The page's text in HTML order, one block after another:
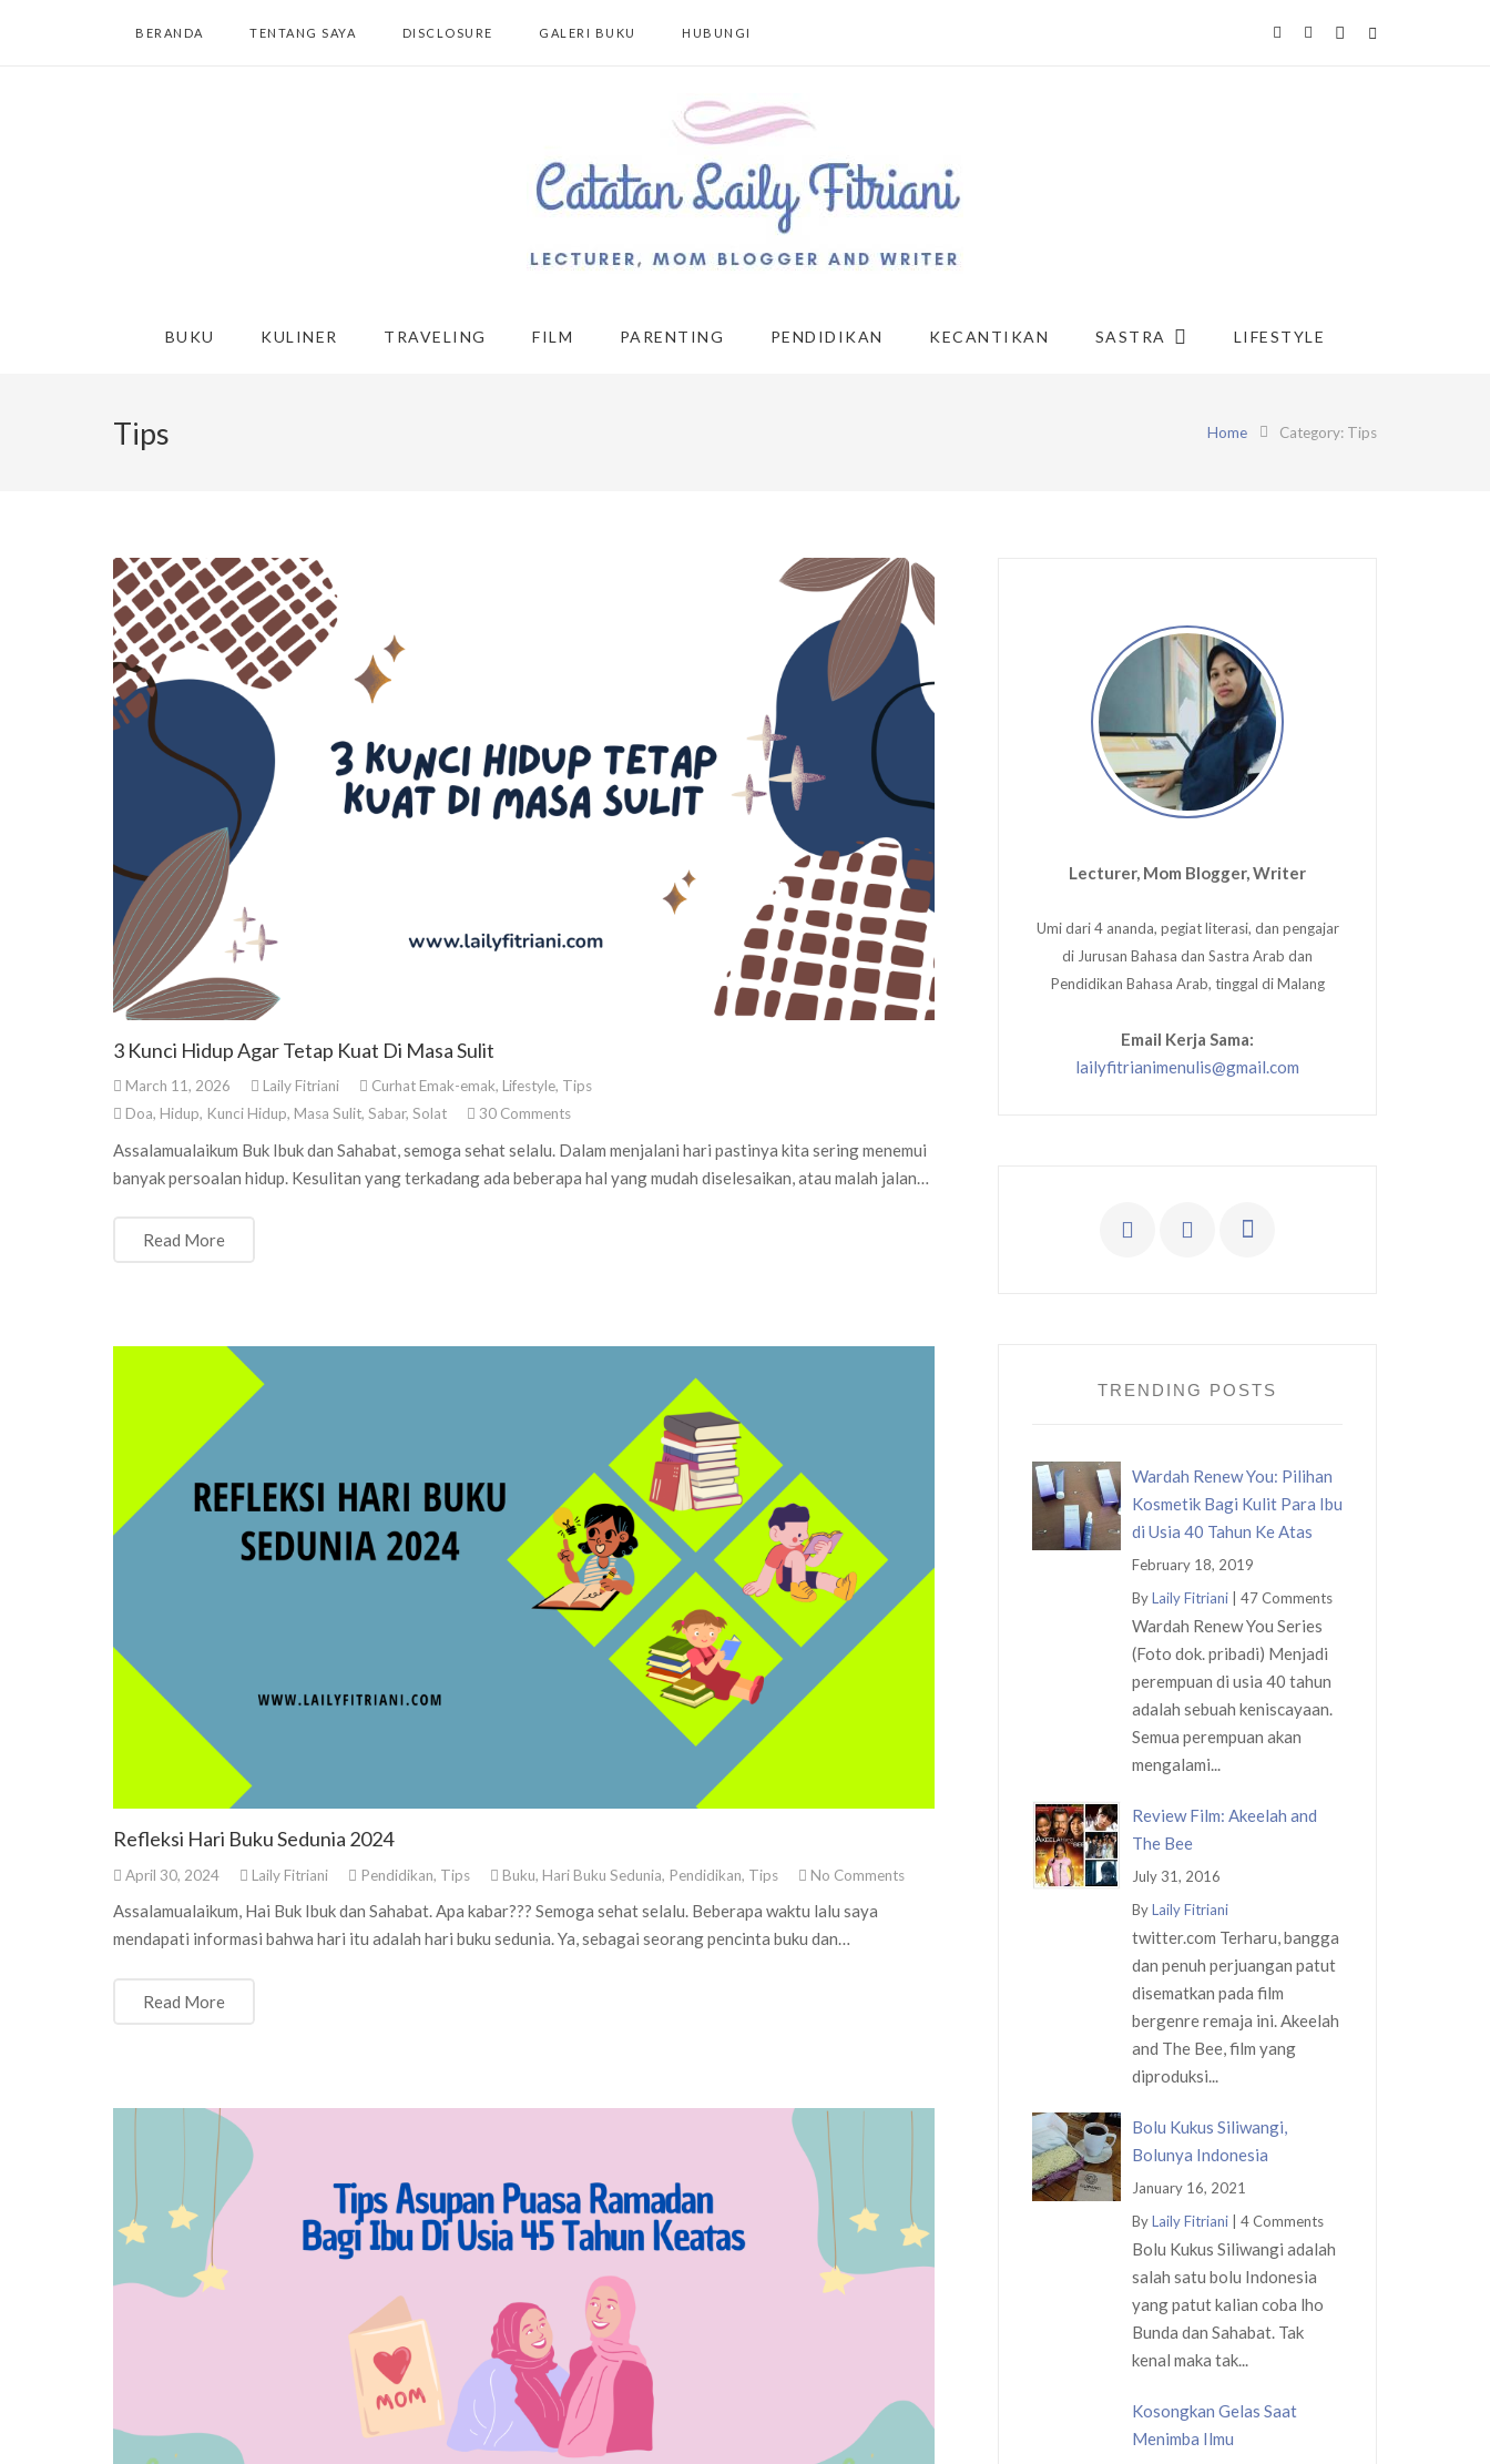
BERANDA TENTANG SAYA DISCLOSURE GALERI BUKU HUBUNGI
BUKU KULINER TRAVELING FILM PARENTING PENDIDIKAN KECANTIKAN SASTRA LIFESTYLE
Tips Home Category: Tips
3 Kunci Hidup Agar Tetap Kuat Di Masa Sulit
March 11, 2026 Laily Fitriani Curhat Emak-emak, Lifestyle, Tips
Doa, Hidup, Kunci Hidup, Masa Sulit, Sabar, Solat 30 Comments
Assalamualaikum Buk Ibuk dan Sahabat, semoga sehat selalu. Dalam menjalani hari pastinya kita sering menemui
banyak persoalan hidup. Kesulitan yang terkadang ada beberapa hal yang mudah diselesaikan, atau malah jalan…
Read More
Refleksi Hari Buku Sedunia 2024
April 30, 2024 Laily Fitriani Pendidikan, Tips Buku, Hari Buku Sedunia, Pendidikan, Tips No Comments
Assalamualaikum, Hai Buk Ibuk dan Sahabat. Apa kabar??? Semoga sehat selalu. Beberapa waktu lalu saya
mendapati informasi bahwa hari itu adalah hari buku sedunia. Ya, sebagai seorang pencinta buku dan…
Read More
Lecturer, Mom Blogger, Writer
Umi dari 4 ananda, pegiat literasi, dan pengajar
di Jurusan Bahasa dan Sastra Arab dan
Pendidikan Bahasa Arab, tinggal di Malang
Email Kerja Sama:
lailyfitrianimenulis@gmail.com
TRENDING POSTS
Wardah Renew You: Pilihan
Kosmetik Bagi Kulit Para Ibu
di Usia 40 Tahun Ke Atas
February 18, 2019
ByLaily Fitriani | 47 Comments
Wardah Renew You Series
(Foto dok. pribadi) Menjadi
perempuan di usia 40 tahun
adalah sebuah keniscayaan.
Semua perempuan akan
mengalami...
Review Film: Akeelah and
The Bee
July 31, 2016
ByLaily Fitriani
twitter.com Terharu, bangga
dan penuh perjuangan patut
disematkan pada film
bergenre remaja ini. Akeelah
and The Bee, film yang
diproduksi...
Bolu Kukus Siliwangi,
Bolunya Indonesia
January 16, 2021
ByLaily Fitriani | 4 Comments
Bolu Kukus Siliwangi adalah
salah satu bolu Indonesia
yang patut kalian coba lho
Bunda dan Sahabat. Tak
kenal maka tak...
Kosongkan Gelas Saat
Menimba Ilmu